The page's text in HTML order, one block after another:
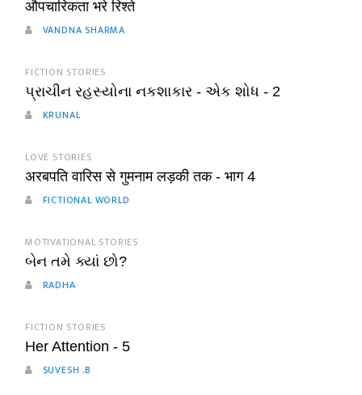
औपचारिकता भरे रिश्ते
VANDNA SHARMA
FICTION STORIES
પ્રાચીન રહસ્યોના નકશાકાર - એક શોધ - 2
KRUNAL
LOVE STORIES
अरबपति वारिस से गुमनाम लड़की तक - भाग 4
FICTIONAL WORLD
MOTIVATIONAL STORIES
બેન તમે ક્યાં છો?
RADHA
FICTION STORIES
Her Attention - 5
SUVESH .B